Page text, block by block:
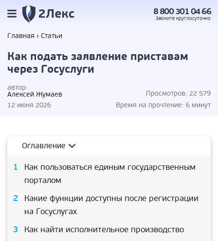
8 800 301 04 66
Звоните круглосуточно
Главная Статьи
Как подать заявление приставам
через Госуслуги
автор:
Алексей Жумаев
12 июня 2026
Просмотров: 22 579
Время на прочтение: 6 минут
Оглавление
Как пользоваться единым государственным
порталом
Какие функции доступны после регистрации
на Госуслугах
Как найти исполнительное производство